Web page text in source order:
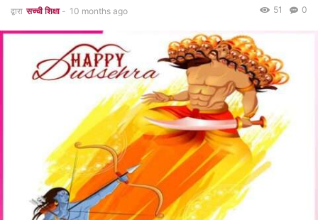
द्वारा सच्ची शिक्षा - 10 months ago 0
51